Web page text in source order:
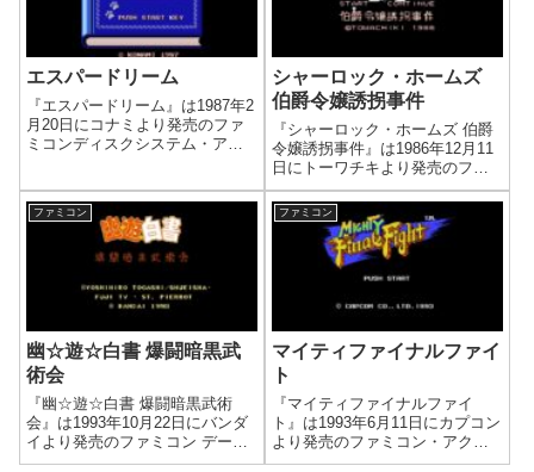
エスパードリーム
『エスパードリーム』は1987年2
月20日にコナミより発売のファ
ミコンディスクシステム・アク
公認の隠れた名作であるらし
い。助けるのはお姫様じゃなく
て村長の娘。そんな世界観が好
シャーロック・ホームズ
伯爵令嬢誘拐事件
『シャーロック・ホームズ 伯爵
令嬢誘拐事件』は1986年12月11
日にトーワチキより発売のファ
ミコン・アクションアドベンチ
ャーゲーム。れとげ部！での評
価は「無理げ！：☆5」。シャー
ロックホームズッテオモシロイ
ゲームナンダッテ！！！
ファミコン
幽☆遊☆白書 爆闘暗黒武
術会
『幽☆遊☆白書 爆闘暗黒武術
会』は1993年10月22日にバンダ
イより発売のファミコン データ
ック・対戦アクションゲーム。
ファミコン
マイティファイナルファイ
ト
『マイティファイナルファイ
ト』は1993年6月11日にカプコン
より発売のファミコン・アクシ
ョンゲーム。れとげ部！での評